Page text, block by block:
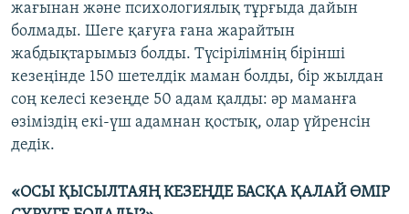
жағынан және психологиялық тұрғыда дайын
болмады. Шеге қағуға ғана жарайтын
жабдықтарымыз болды. Түсірілімнің бірінші
кезеңінде 150 шетелдік маман болды, бір жылдан
соң келесі кезеңде 50 адам қалды: әр маманға
өзіміздің екі-үш адамнан қостық, олар үйренсін
дедік.
«ОСЫ ҚЫСЫЛТАЯҢ КЕЗЕҢДЕ БАСҚА ҚАЛАЙ ӨМІР